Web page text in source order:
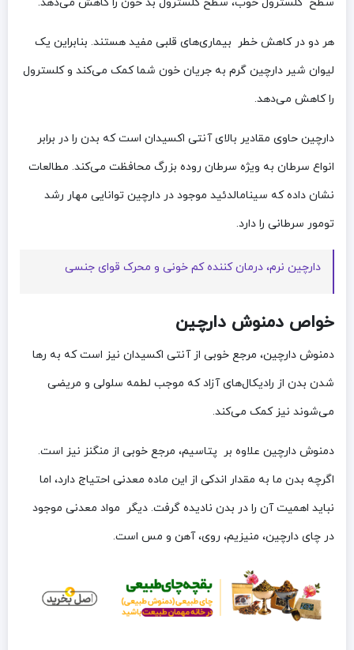
هر دو در کاهش خطر بیماری‌های قلبی مفید هستند. بنابراین یک
لیوان شیر دارچین گرم به جریان خون شما کمک می‌کند و کلسترول
را کاهش می‌دهد.
دارچین حاوی مقادیر بالای آنتی اکسیدان است که بدن را در برابر
انواع سرطان به ویژه سرطان روده بزرگ محافظت می‌کند. مطالعات
نشان داده که سینامالدئید موجود در دارچین توانایی مهار رشد
تومور سرطانی را دارد.
دارچین نرم، درمان کننده کم خونی و محرک قوای جنسی
خواص دمنوش دارچین
دمنوش دارچین، مرجع خوبی از آنتی اکسیدان نیز است که به رها
شدن بدن از رادیکال‌های آزاد که موجب لطمه سلولی و مریضی
می‌شوند نیز کمک می‌کند.
دمنوش دارچین علاوه بر پتاسیم، مرجع خوبی از منگنز نیز است.
اگرچه بدن ما به مقدار اندکی از این ماده معدنی احتیاج دارد، اما
نباید اهمیت آن را در بدن نادیده گرفت. دیگر مواد معدنی موجود
در چای دارچین، منیزیم، روی، آهن و مس است.